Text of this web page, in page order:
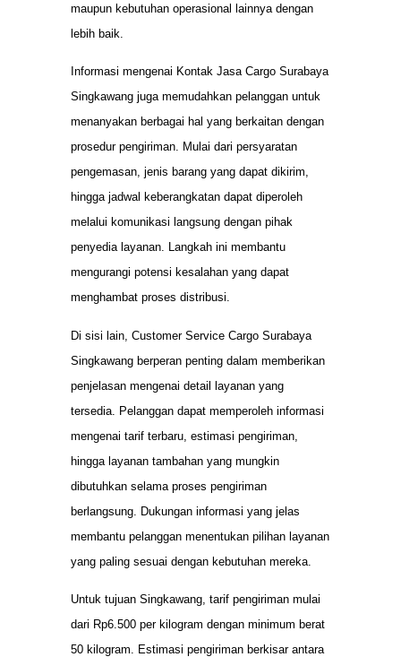
maupun kebutuhan operasional lainnya dengan
lebih baik.
Informasi mengenai Kontak Jasa Cargo Surabaya
Singkawang juga memudahkan pelanggan untuk
menanyakan berbagai hal yang berkaitan dengan
prosedur pengiriman. Mulai dari persyaratan
pengemasan, jenis barang yang dapat dikirim,
hingga jadwal keberangkatan dapat diperoleh
melalui komunikasi langsung dengan pihak
penyedia layanan. Langkah ini membantu
mengurangi potensi kesalahan yang dapat
menghambat proses distribusi.
Di sisi lain, Customer Service Cargo Surabaya
Singkawang berperan penting dalam memberikan
penjelasan mengenai detail layanan yang
tersedia. Pelanggan dapat memperoleh informasi
mengenai tarif terbaru, estimasi pengiriman,
hingga layanan tambahan yang mungkin
dibutuhkan selama proses pengiriman
berlangsung. Dukungan informasi yang jelas
membantu pelanggan menentukan pilihan layanan
yang paling sesuai dengan kebutuhan mereka.
Untuk tujuan Singkawang, tarif pengiriman mulai
dari Rp6.500 per kilogram dengan minimum berat
50 kilogram. Estimasi pengiriman berkisar antara